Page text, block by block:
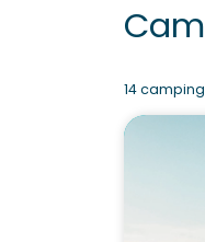
14